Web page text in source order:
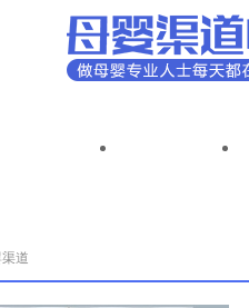
省地级连锁 区县级连锁
道